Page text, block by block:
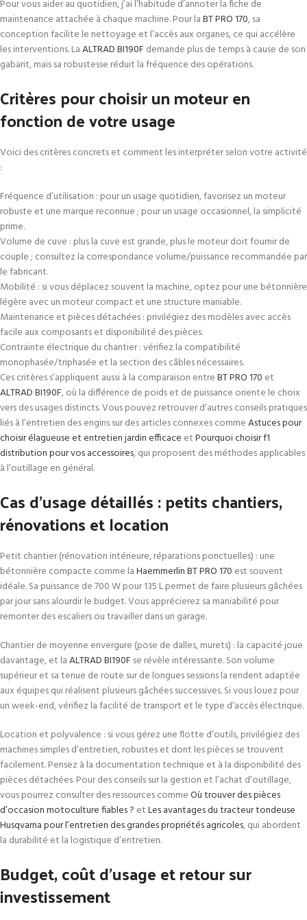
Pour vous aider au quotidien, j’ai l’habitude d’annoter la fiche de
maintenance attachée à chaque machine. Pour laBT PRO 170, sa
conception facilite le nettoyage et l’accès aux organes, ce qui accélère
les interventions. LaALTRAD BI190F demande plus de temps à cause de son
gabarit, mais sa robustesse réduit la fréquence des opérations.
Critères pour choisir un moteur en
fonction de votre usage
Voici des critères concrets et comment les interpréter selon votre activité
:
Fréquence d’utilisation : pour un usage quotidien, favorisez un moteur
robuste et une marque reconnue ; pour un usage occasionnel, la simplicité
prime.
Volume de cuve : plus la cuve est grande, plus le moteur doit fournir de
couple ; consultez la correspondance volume/puissance recommandée par
le fabricant.
Mobilité : si vous déplacez souvent la machine, optez pour une bétonnière
légère avec un moteur compact et une structure maniable.
Maintenance et pièces détachées : privilégiez des modèles avec accès
facile aux composants et disponibilité des pièces.
Contrainte électrique du chantier : vérifiez la compatibilité
monophasée/triphasée et la section des câbles nécessaires.
Ces critères s’appliquent aussi à la comparaison entreBT PRO 170 et
ALTRAD BI190F, où la différence de poids et de puissance oriente le choix
vers des usages distincts. Vous pouvez retrouver d’autres conseils pratiques
liés à l’entretien des engins sur des articles connexes commeAstuces pour
choisir élagueuse et entretien jardin efficace etPourquoi choisir f1
distribution pour vos accessoires, qui proposent des méthodes applicables
à l’outillage en général.
Cas d’usage détaillés : petits chantiers,
rénovations et location
Petit chantier (rénovation intérieure, réparations ponctuelles) : une
bétonnière compacte comme laHaemmerlin BT PRO 170 est souvent
idéale. Sa puissance de 700 W pour 135 L permet de faire plusieurs gâchées
par jour sans alourdir le budget. Vous apprécierez sa maniabilité pour
remonter des escaliers ou travailler dans un garage.
Chantier de moyenne envergure (pose de dalles, murets) : la capacité joue
davantage, et laALTRAD BI190F se révèle intéressante. Son volume
supérieur et sa tenue de route sur de longues sessions la rendent adaptée
aux équipes qui réalisent plusieurs gâchées successives. Si vous louez pour
un week-end, vérifiez la facilité de transport et le type d’accès électrique.
Location et polyvalence : si vous gérez une flotte d’outils, privilégiez des
machines simples d’entretien, robustes et dont les pièces se trouvent
facilement. Pensez à la documentation technique et à la disponibilité des
pièces détachées. Pour des conseils sur la gestion et l’achat d’outillage,
vous pourrez consulter des ressources commeOù trouver des pièces
d’occasion motoculture fiables ? etLes avantages du tracteur tondeuse
Husqvarna pour l’entretien des grandes propriétés agricoles, qui abordent
la durabilité et la logistique d’entretien.
Budget, coût d’usage et retour sur
investissement